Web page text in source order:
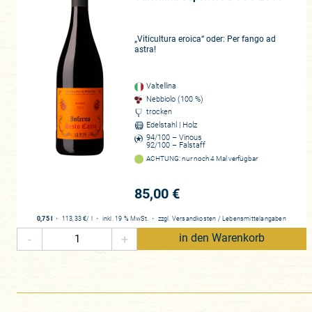
Was die Geschwister seitdem
in die Hügel gegrabenen Kellerei
je nach Jahrgang bis zu 69 Tage
Kastanienholz für die Cru-
Enthusiast
Sassella, Grumello und Inferno
hoch aus. Aber auch Kalkstein
Potenzial, vor allem da die Welt
besonders betont wird. Ein
Höhenlagen und das raue Klima
gesellen sich Kräuter- Minze –
galt und all seinen Weinen viele
„Viticultura eroica“ oder: Per fango ad
astra!
Valtellina
Nebbiolo (100 %)
trocken
Edelstahl | Holz
94/100 – Vinous
92/100 – Falstaff
ACHTUNG: nur noch 4 Mal verfügbar
85,00 €
0,75 l ・ 113,33 €/ l ・ inkl. 19 % MwSt.・ zzgl. Versandkosten / Lebensmittelangaben
- + in den Warenkorb